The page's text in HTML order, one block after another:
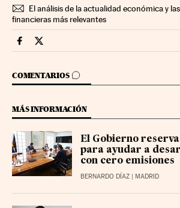
El análisis de la actualidad económica y
financieras más relevantes
Companias Cinco Días en Facebook
Companias Cinco Días en Twitter
COMENTARIOS
IR A LOS COMENTARIOS
MÁS INFORMACIÓN
El Gobierno
para ayudar a
con cero emisiones
BERNARDO DÍAZ | MADRID